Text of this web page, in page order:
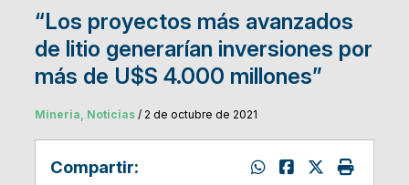
“Los proyectos más avanzados
de litio generarían inversiones por
más de U$S 4.000 millones”
Mineria, Noticias/ 2 de octubre de 2021
Compartir: